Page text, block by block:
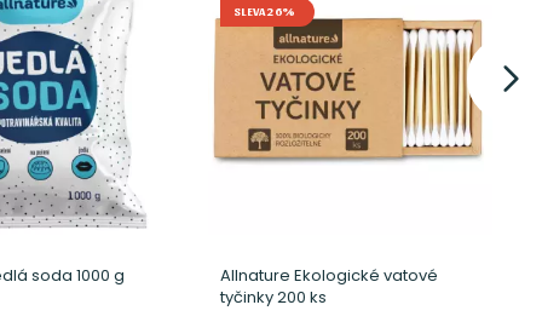
soda 1000 g
SLEVA 26%
Allnature Ekologické vatové
tyčinky 200 ks